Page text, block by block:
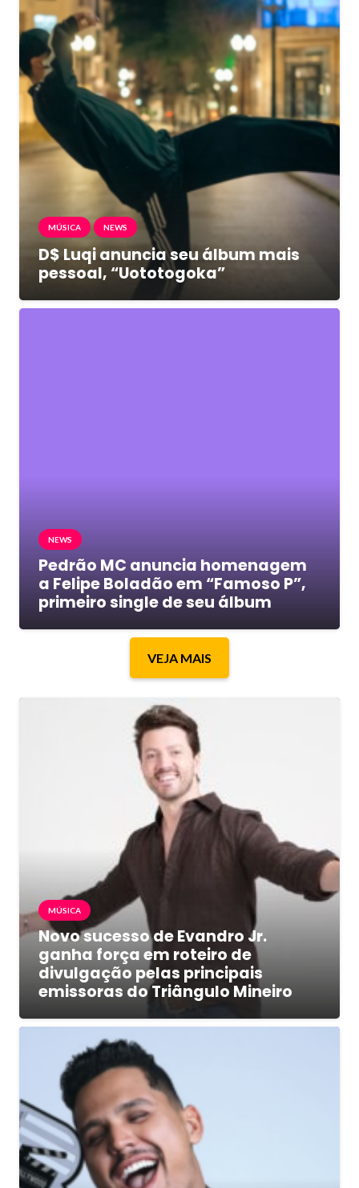
MÚSICA NEWS
D$ Luqi anuncia seu álbum mais
pessoal, “Uototogoka”
NEWS
Pedrão MC anuncia homenagem
a Felipe Boladão em “Famoso P”,
primeiro single de seu álbum
VEJA MAIS
MÚSICA
Novo sucesso de Evandro Jr.
ganha força em roteiro de
divulgação pelas principais
emissoras do Triângulo Mineiro